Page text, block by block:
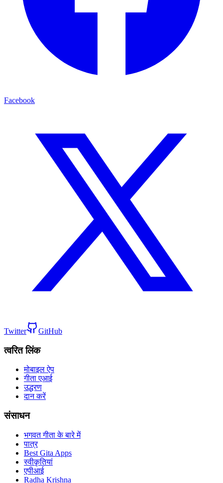
Facebook
Twitter GitHub
त्वरित लिंक
मोबाइल ऐप
गीता एआई
उद्धरण
दान करें
संसाधन
भगवत गीता के बारे में
पात्र
Best Gita Apps
स्वीकृतियां
एपीआई
Radha Krishna